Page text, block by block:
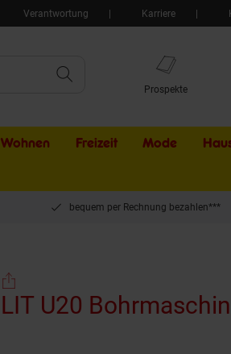
Verantwortung Karriere
Prospekte
Wohnen Freizeit Mode
bequem per Rechnung bezahlen***
LIT U20